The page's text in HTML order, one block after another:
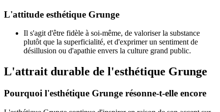
L'attitude esthétique Grunge
Il s'agit d'être fidèle à soi-même, de valoriser la substance
plutôt que la superficialité, et d'exprimer un sentiment de
désillusion ou d'apathie envers la culture grand public.
L'attrait durable de l'esthétique Grunge
Pourquoi l'esthétique Grunge résonne-t-elle encore